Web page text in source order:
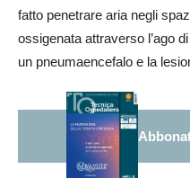
fatto penetrare aria negli
ossigenata attraverso l’ago
un pneumaencefalo e la